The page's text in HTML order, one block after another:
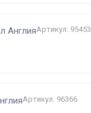
АнглияАртикул: 95453
Артикул: 96366